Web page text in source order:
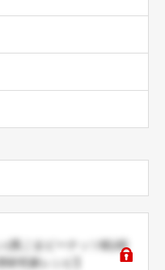
(黒ごまピーナッツ餡)胡
研究家レシピ】